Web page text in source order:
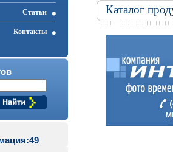
Статьи
Контакты
Каталог